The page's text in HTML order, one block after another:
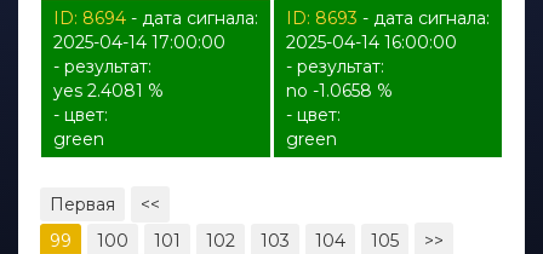
ID: 8694- дата сигнала:
2025-04-14 17:00:00
- результат:
yes 2.4081 %
- цвет:
green
ID: 8693 - дата сигнала:
2025-04-14 16:00:00
- результат:
no -1.0658 %
- цвет:
green
Первая
<<
99
100 101 102 103 104 105
>>